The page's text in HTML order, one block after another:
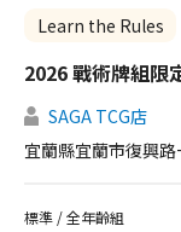
Learn the Rules
2026 戰術牌組限
SAGA TCG店
宜蘭縣宜蘭市復興
標準 / 全年齡組